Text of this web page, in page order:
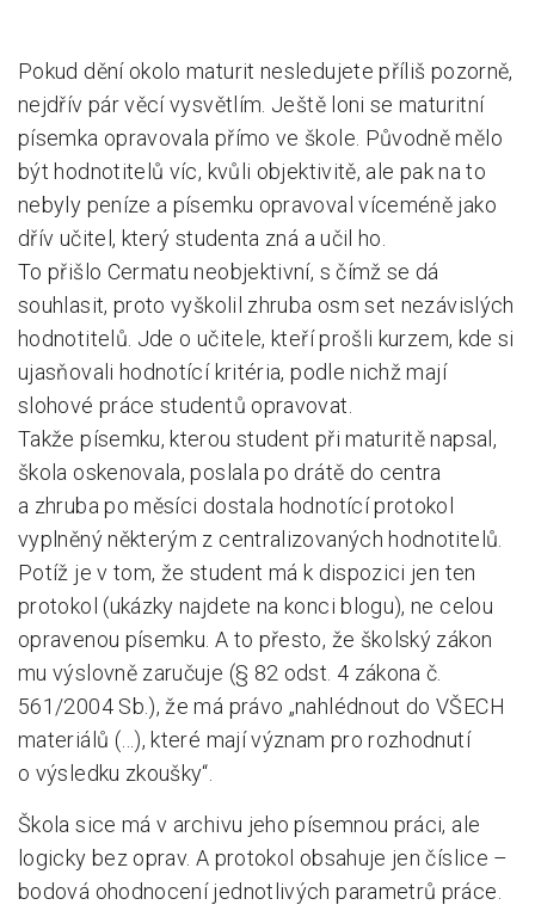
O nás
Partneři a dárci
Kontakty
Pokud dění okolo maturit nesledujete příliš pozorně,
nejdřív pár věcí vysvětlím. Ještě loni se maturitní
písemka opravovala přímo ve škole. Původně mělo
být hodnotitelů víc, kvůli objektivitě, ale pak na to
nebyly peníze a písemku opravoval víceméně jako
dřív učitel, který studenta zná a učil ho.
To přišlo Cermatu neobjektivní, s čímž se dá
souhlasit, proto vyškolil zhruba osm set nezávislých
hodnotitelů. Jde o učitele, kteří prošli kurzem, kde si
ujasňovali hodnotící kritéria, podle nichž mají
slohové práce studentů opravovat.
Takže písemku, kterou student při maturitě napsal,
škola oskenovala, poslala po drátě do centra
a zhruba po měsíci dostala hodnotící protokol
vyplněný některým z centralizovaných hodnotitelů.
Potíž je v tom, že student má k dispozici jen ten
protokol (ukázky najdete na konci blogu), ne celou
opravenou písemku. A to přesto, že školský zákon
mu výslovně zaručuje (§ 82 odst. 4 zákona č.
561/2004 Sb.), že má právo „nahlédnout do VŠECH
materiálů (…), které mají význam pro rozhodnutí
o výsledku zkoušky“.
Škola sice má v archivu jeho písemnou práci, ale
logicky bez oprav. A protokol obsahuje jen číslice –
bodová ohodnocení jednotlivých parametrů práce.